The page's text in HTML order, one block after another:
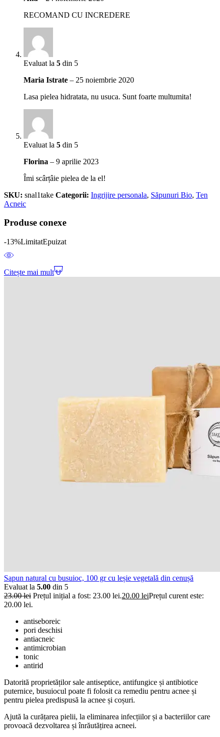
RECOMAND CU INCREDERE
Evaluat la 5 din 5
Maria Istrate – 25 noiembrie 2020
Lasa pielea hidratata, nu usuca. Sunt foarte multumita!
Evaluat la 5 din 5
Florina – 9 aprilie 2023
Îmi scârțâie pielea de la el!
SKU: snal1take Categorii: Ingrijire personala, Săpunuri Bio, Ten
Acneic
Produse conexe
-13%LimitatEpuizat
Citește mai mult
Sapun natural cu busuioc, 100 gr cu leșie vegetală din cenușă
Evaluat la 5.00 din 5
23.00lei Prețul inițial a fost: 23.00 lei.20.00 leiPrețul curent este:
20.00 lei.
antiseboreic
pori deschisi
antiacneic
antimicrobian
tonic
antirid
Datorită proprietăților sale antiseptice, antifungice și antibiotice
puternice, busuiocul poate fi folosit ca remediu pentru acnee și
pentru pielea predispusă la acnee și coșuri.
Ajută la curățarea pielii, la eliminarea infecțiilor și a bacteriilor care
provoacă dezvoltarea și înrăutățirea acneei.